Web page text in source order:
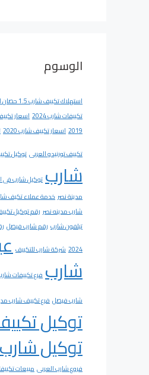
الوسوم
استهلاك تكييف شارب 1.5 حصان انفرتر
تكييفات شارب 2024
اسعار تكييف
2019 اسعار تكييف شارب 2020
تكييف تورنيدو العربى توكيل
شاربتوكيل شارب فى
مدينة نصر خدمة عملاء تكيف
شارب مدينه نصر رقم توكيل
تيلفون شارب رقم شارب فيصل
2024 شركة شارب للتكييف
شاربفرع تكييفات
شارب فيصلفرع تكييف شارب
توكيل
توكيل شارب
فروع شارب العربىمبيعات